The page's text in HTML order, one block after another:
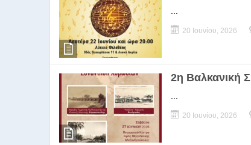
9Ο Σεμινάριο
20 Ιουνίου, 2026
2η Βαλκανική
20 Ιουνίου, 2026